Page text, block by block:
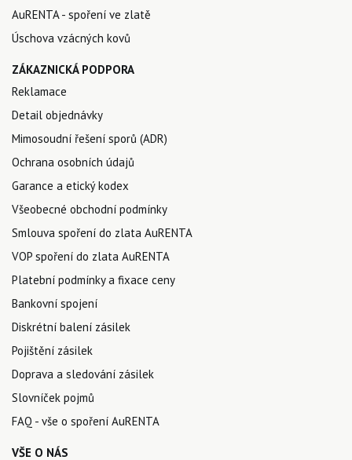
AuRENTA - spoření ve zlatě
Úschova vzácných kovů
ZÁKAZNICKÁ PODPORA
Reklamace
Detail objednávky
Mimosoudní řešení sporů (ADR)
Ochrana osobních údajů
Garance a etický kodex
Všeobecné obchodní podmínky
Smlouva spoření do zlata AuRENTA
VOP spoření do zlata AuRENTA
Platební podmínky a fixace ceny
Bankovní spojení
Diskrétní balení zásilek
Pojištění zásilek
Doprava a sledování zásilek
Slovníček pojmů
FAQ - vše o spoření AuRENTA
VŠE O NÁS